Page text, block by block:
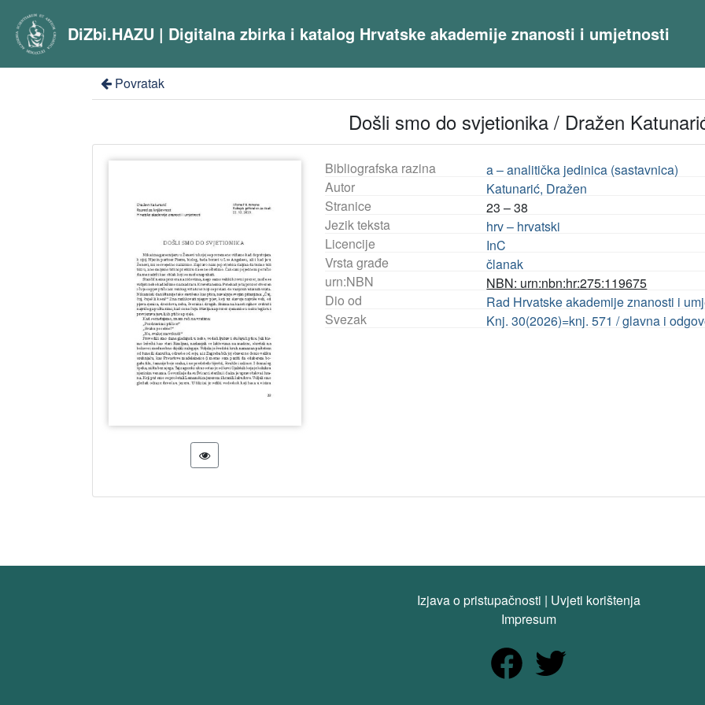
DiZbi.HAZU | Digitalna zbirka i katalog Hrvatske akademije znanosti i umjetnosti
Povratak
Došli smo do svjetionika / Dražen
Bibliografska razina
a – analitička jedinica (sastavnica)
Autor
Katunarić, Dražen
Stranice
23 – 38
Jezik teksta
hrv – hrvatski
Licencije
InC
Vrsta građe
članak
urn:NBN
NBN: urn:nbn:hr:275:119675
Dio od
Rad Hrvatske akademije znanosti i
Svezak
Knj. 30(2026)=knj. 571 / glavna i
Izjava o pristupačnosti | Uvjeti korištenja
Impresum